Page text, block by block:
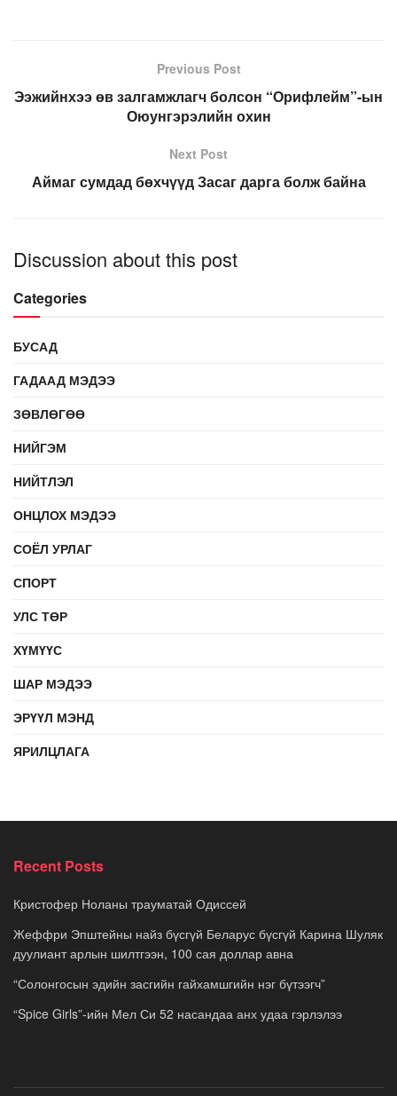
Previous Post
Ээжийнхээ өв залгамжлагч болсон “Орифлейм”-ын
Оюунгэрэлийн охин
Next Post
Аймаг сумдад бөхчүүд Засаг дарга болж байна
Discussion about this post
Categories
БУСАД
ГАДААД МЭДЭЭ
ЗӨВЛӨГӨӨ
НИЙГЭМ
НИЙТЛЭЛ
ОНЦЛОХ МЭДЭЭ
СОЁЛ УРЛАГ
СПОРТ
УЛС ТӨР
ХҮМҮҮС
ШАР МЭДЭЭ
ЭРҮҮЛ МЭНД
ЯРИЛЦЛАГА
Recent Posts
Кристофер Ноланы трауматай Одиссей
Жеффри Эпштейны найз бүсгүй Беларус бүсгүй Карина Шуляк
дуулиант арлын шилтгээн, 100 сая доллар авна
“Солонгосын эдийн засгийн гайхамшгийн нэг бүтээгч”
“Spice Girls”-ийн Мел Си 52 насандаа анх удаа гэрлэлээ